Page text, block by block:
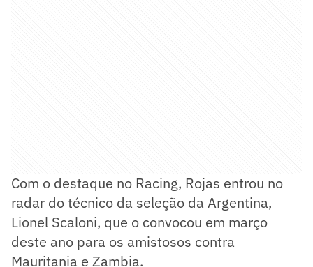
Com o destaque no Racing, Rojas entrou no
radar do técnico da seleção da Argentina,
Lionel Scaloni, que o convocou em março
deste ano para os amistosos contra
Mauritania e Zambia.